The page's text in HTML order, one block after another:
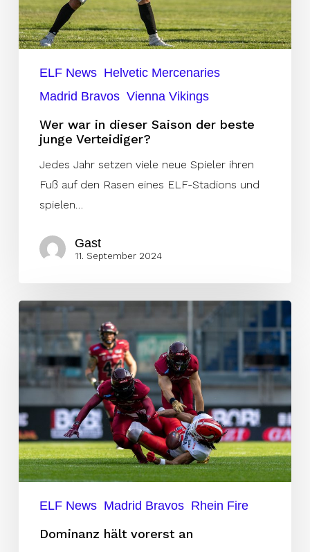
junge
Verteidiger?
ELF News Helvetic Mercenaries
Madrid Bravos Vienna Vikings
Wer war in dieser Saison der beste
junge Verteidiger?
Jedes Jahr setzen viele neue Spieler ihren
Fuß auf den Rasen eines ELF-Stadions und
spielen…
Gast
11. September 2024
Dominanz
hält
vorerst
an
ELF News Madrid Bravos Rhein Fire
Dominanz hält vorerst an